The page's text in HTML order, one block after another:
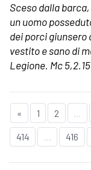
Sceso dalla
un uomo
dei porci giunsero
vestito e sano di
Legione. Mc 5,2.15
« 1 2
414 ... 416